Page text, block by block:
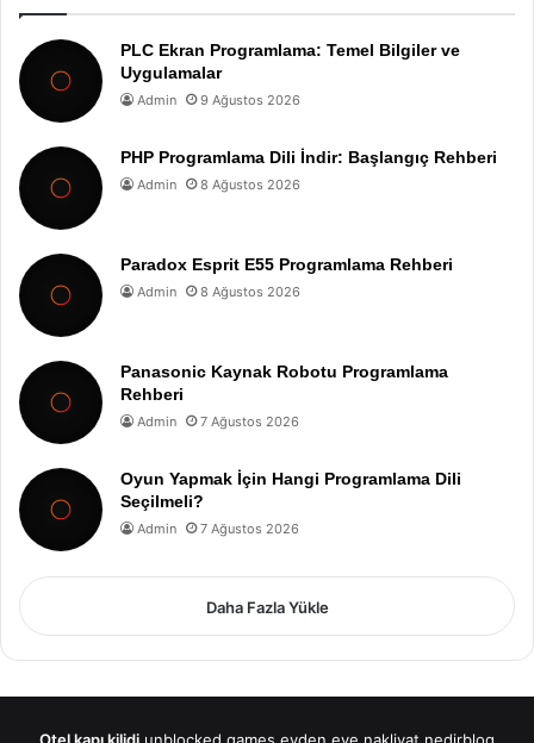
PLC Ekran Programlama: Temel Bilgiler ve
Uygulamalar
Admin 9 Ağustos 2026
PHP Programlama Dili İndir: Başlangıç Rehberi
Admin 8 Ağustos 2026
Paradox Esprit E55 Programlama Rehberi
Admin 8 Ağustos 2026
Panasonic Kaynak Robotu Programlama
Rehberi
Admin 7 Ağustos 2026
Oyun Yapmak İçin Hangi Programlama Dili
Seçilmeli?
Admin 7 Ağustos 2026
Daha Fazla Yükle
Otel kapı kilidi unblocked games evden eve nakliyat nedirblog